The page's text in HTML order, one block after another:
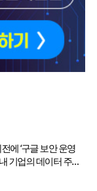
에 ‘구글 보안 운영
기업의 데이터 주권